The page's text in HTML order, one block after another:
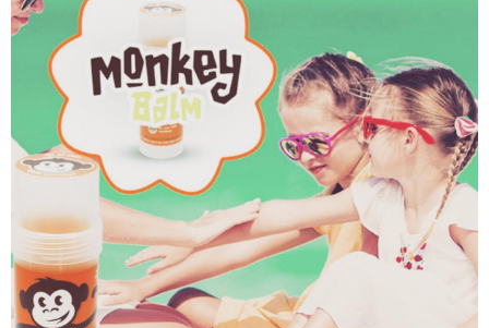
４．使用「AFTEE先享後付」時，將依據個別帳號之用戶狀況，依本公司即
時審查核予不同之上限額度；若仍有額度不足之情形，本公司將視審查結果
請求用戶進行身份認證。
５．嚴禁一人註冊多個帳號或使用他人資訊註冊。若發現惡意使用之情形，
恩沛科技股份有限公司將有權停止該用戶之使用額度並採取法律行動。